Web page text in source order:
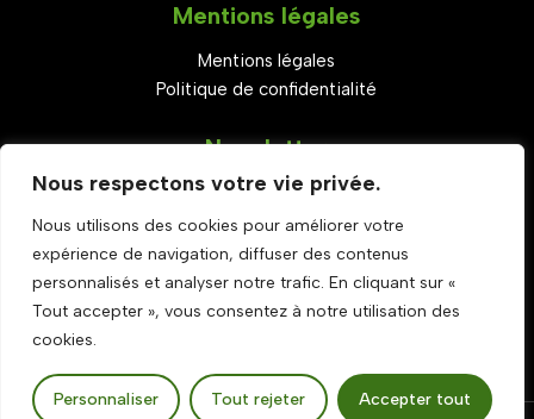
Nous respectons votre vie privée.
Nous utilisons des cookies pour améliorer votre
expérience de navigation, diffuser des contenus
personnalisés et analyser notre trafic. En cliquant sur «
Tout accepter », vous consentez à notre utilisation des
cookies.
Personnaliser Tout rejeter Accepter tout
Mentions légales
Mentions légales
Politique de confidentialité
Newsletter
Rejoignez-nous
Set Youtube Channel ID